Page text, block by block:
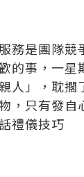
務是團隊競
的事，一
人」，耽
，只有發自
禮儀技巧